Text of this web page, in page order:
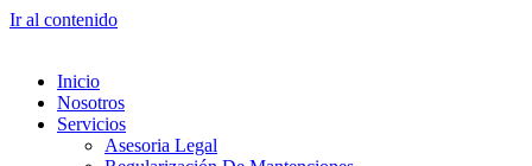
Ir al contenido
Inicio
Nosotros
Servicios
Asesoria Legal